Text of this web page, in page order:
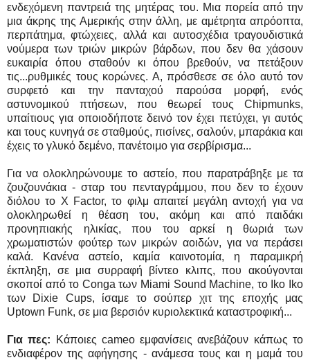
ενδεχόμενη παντρειά της μητέρας του. Μια πορεία από την
μια άκρης της Αμερικής στην άλλη, με αμέτρητα απρόοπτα,
περπάτημα, φτώχειες, αλλά και αυτοσχέδια τραγουδιστικά
νούμερα των τριών μικρών βάρδων, που δεν θα χάσουν
ευκαιρία όπου σταθούν κι όπου βρεθούν, να πετάξουν
τις...ρυθμικές τους κορώνες. Α, πρόσθεσε σε όλο αυτό τον
συρφετό και την πανταχού παρούσα μορφή, ενός
αστυνομικού πτήσεων, που θεωρεί τους Chipmunks,
υπαίτιους για οποιοδήποτε δεινό τον έχει πετύχει, γι αυτός
και τους κυνηγά σε σταθμούς, πισίνες, σαλούν, μπαράκια και
έχεις το γλυκό δεμένο, πανέτοιμο για σερβίρισμα...
Για να ολοκληρώνουμε το αστείο, που παρατράβηξε με τα
ζουζουνάκια - σταρ του πενταγράμμου, που δεν το έχουν
διόλου το X Factor, το φιλμ απαιτεί μεγάλη αντοχή για να
ολοκληρωθεί η θέαση του, ακόμη και από παιδάκι
προνηπιακής ηλικίας, που του αρκεί η θωριά των
χρωματιστών φούτερ των μικρών αοιδών, για να περάσει
καλά. Κανένα αστείο, καμία καινοτομία, η παραμικρή
έκπληξη, σε μια συρραφή βίντεο κλιπς, που ακούγονται
σκοποί από το Conga των Miami Sound Machine, το Iko Iko
των Dixie Cups, ίσαμε το σούπερ χιτ της εποχής μας
Uptown Funk, σε μια βερσιόν κυριολεκτικά καταστροφική...
Για πες:
Κάποιες cameo εμφανίσεις ανεβάζουν κάπως το
ενδιαφέρον της αφήγησης - ανάμεσα τους και η μαμά του